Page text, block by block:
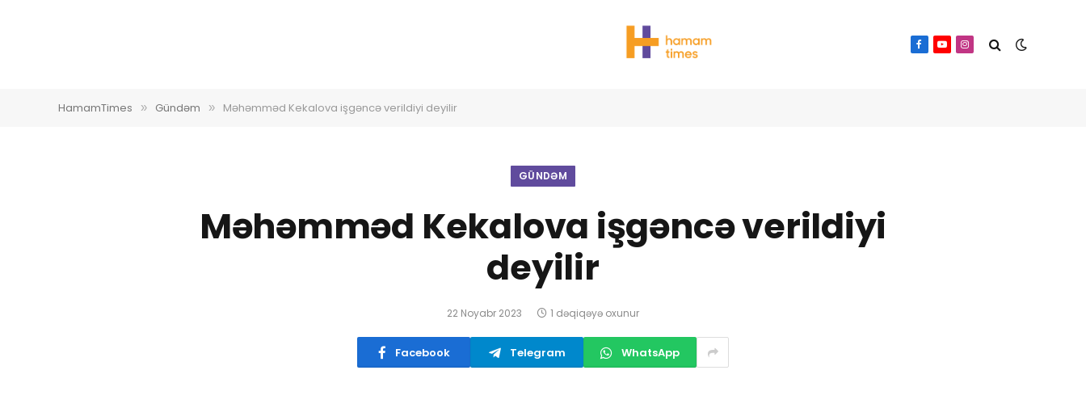
Facebook
YouTube
Instagram
HamamTimes » Gündəm » Məhəmməd Kekalova işgəncə verildiyi deyilir
GÜNDƏM
Məhəmməd Kekalova işgəncə verildiyi
deyilir
22 Noyabr 2023 1 dəqiqəyə oxunur
Facebook Telegram WhatsApp